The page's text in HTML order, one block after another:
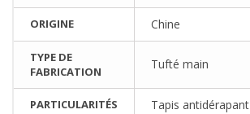
ORIGINE Chine
TYPE DE
FABRICATION
Tufté main
PARTICULARITÉS Tapis antidérapant